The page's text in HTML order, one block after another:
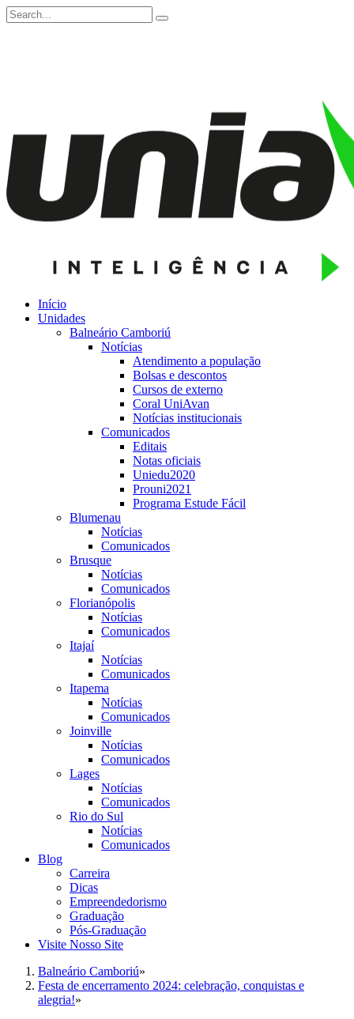
Início
Unidades
Balneário Camboriú
Notícias
Atendimento a população
Bolsas e descontos
Cursos de externo
Coral UniAvan
Notícias institucionais
Comunicados
Editais
Notas oficiais
Uniedu2020
Prouni2021
Programa Estude Fácil
Blumenau
Notícias
Comunicados
Brusque
Notícias
Comunicados
Florianópolis
Notícias
Comunicados
Itajaí
Notícias
Comunicados
Itapema
Notícias
Comunicados
Joinville
Notícias
Comunicados
Lages
Notícias
Comunicados
Rio do Sul
Notícias
Comunicados
Blog
Carreira
Dicas
Empreendedorismo
Graduação
Pós-Graduação
Visite Nosso Site
Balneário Camboriú»
Festa de encerramento 2024: celebração, conquistas e
alegria!»